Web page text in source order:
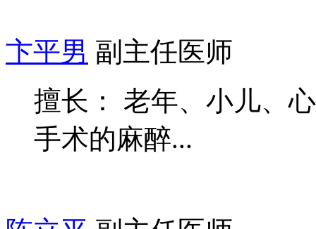
卞平男 副主任医师
擅长： 老年、小儿、
手术的麻醉...